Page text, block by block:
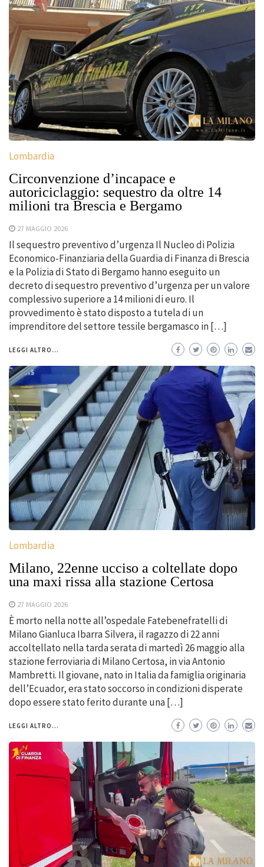
Lombardia
Circonvenzione d’incapace e
autoriciclaggio: sequestro da oltre 14
milioni tra Brescia e Bergamo
27 MAGGIO 2026
Il sequestro preventivo d’urgenza Il Nucleo di Polizia
Economico-Finanziaria della Guardia di Finanza di Brescia
e la Polizia di Stato di Bergamo hanno eseguito un
decreto di sequestro preventivo d’urgenza per un valore
complessivo superiore a 14 milioni di euro. Il
provvedimento è stato disposto a tutela di un
imprenditore del settore tessile bergamasco in […]
LEGGI ALTRO...
Lombardia
Milano, 22enne ucciso a coltellate dopo
una maxi rissa alla stazione Certosa
27 MAGGIO 2026
È morto nella notte all’ospedale Fatebenefratelli di
Milano Gianluca Ibarra Silvera, il ragazzo di 22 anni
accoltellato nella tarda serata di martedì 26 maggio alla
stazione ferroviaria di Milano Certosa, in via Antonio
Mambretti. Il giovane, nato in Italia da famiglia originaria
dell’Ecuador, era stato soccorso in condizioni disperate
dopo essere stato ferito durante una […]
LEGGI ALTRO...